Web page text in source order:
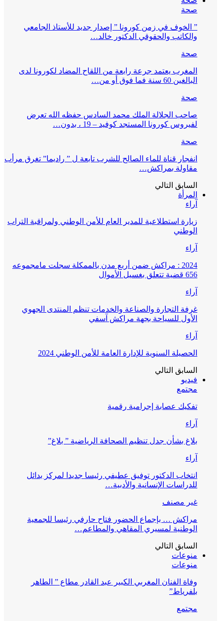
صحة
” الخوف في زمن كورونا ” إصدار جديد للأستاذ الجامعي
والكاتب والحقوقي الدكتور خالد…
صحة
المغرب يعتمد جرعة رابعة من اللقاح المضاد لكورونا لدى
البالغين 60 سنة فما فوق أو من…
صحة
صاحب الجلالة الملك محمد السادس حفظه الله تعرض
لفيروس كورونا المستجد كوفيد – 19 ، بدون…
صحة
انفجار قناة للماء الصالح للشرب تابعة ل ” راديما” تغرق مرأب
مقاولة بمراكش…
السابق التالي
المرأة
آراء
زيارة استطلاعية للمدير العام للأمن الوطني ولمراقبة التراب
الوطني
آراء
2024 : مراكش ضمن أربع مدن بالممكلة سجلت مامجموعه
656 قضية تتعلق بغسيل الأموال
آراء
غرفة التجارة والصناعة والخدمات تنظم المنتدى الجهوي
الأول للسياحة بجهة مراكش آسفي
آراء
الحصيلة السنوية للإدارة العامة للأمن الوطني 2024
السابق التالي
فيديو
مجتمع
تفكيك عصابة إجرامية رقمية
آراء
بلاغ بشأن جدل تنظيم الصحافة الرياضية ” بلاغ”
آراء
انتخاب الدكتور توفيق عطيفي رئيسا جديدا لمركز بدائل
للدراسات الإنسانية والأدبية…
غير مصنف
مراكش … بإجماع الحضور فتاح حارفي رئيسا للجمعية
الوطنية لمسيري المقاهي والمطاعم…
السابق التالي
منوعات
منوعات
وفاة الفنان المغربي الكبير عبد القادر مطاع ” الطاهر
بلفرياط”
مجتمع